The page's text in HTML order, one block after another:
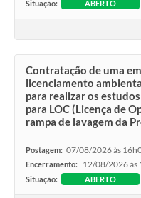
Acesso Rápido
Editais
Carta de Serviços
Galeria de Vídeos
Situação: ABERTO
Contratação de uma
licenciamento
para realizar os
para LOC (Licença de
rampa de lavagem da
Postagem: 07/08/2026 às
Encerramento: 12/08/2026 às
Situação: ABERTO